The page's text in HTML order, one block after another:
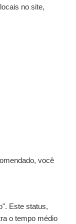
no site,
você
Este status,
o tempo médio